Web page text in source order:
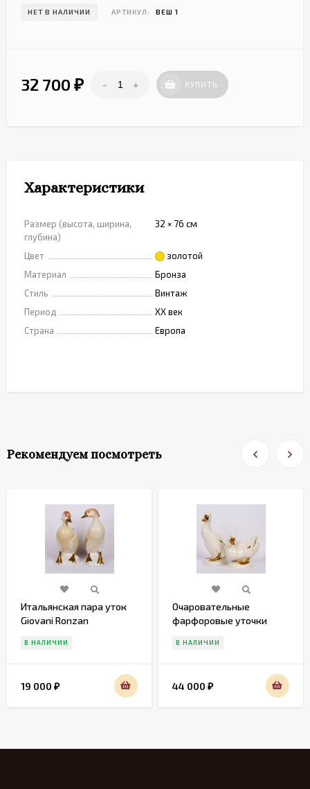
НЕТ В НАЛИЧИИ АРТИКУЛ: ВЕШ 1
32 700 ₽ - + КУПИТЬ
Характеристики
Размер (высота, ширина,
глубина)
32 × 76 см
Цвет
золотой
Материал
Бронза
Стиль
Винтаж
Период
XX век
Страна
Европа
Рекомендуем посмотреть
Итальянская пара уток
Giovani Ronzan
В НАЛИЧИИ
19 000 ₽
Очаровательные
фарфоровые уточки
В НАЛИЧИИ
44 000 ₽